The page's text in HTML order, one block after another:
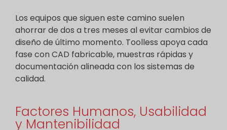
Los equipos que siguen este camino suelen
ahorrar de dos a tres meses al evitar cambios de
diseño de último momento. Toolless apoya cada
fase con CAD fabricable, muestras rápidas y
documentación alineada con los sistemas de
calidad.
Factores Humanos, Usabilidad
y Mantenibilidad